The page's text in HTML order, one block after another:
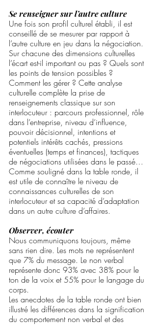
Se renseigner sur l’autre culture
Une fois son profil culturel établi, il est
conseillé de se mesurer par rapport à
l’autre culture en jeu dans la négociation.
Sur chacune des dimensions culturelles
l’écart est-il important ou pas ? Quels sont
les points de tension possibles ?
Comment les gérer ? Cette analyse
culturelle complète la prise de
renseignements classique sur son
interlocuteur : parcours professionnel, rôle
dans l’entreprise, niveau d’influence,
pouvoir décisionnel, intentions et
potentiels intérêts cachés, pressions
éventuelles (temps et finances), tactiques
de négociations utilisées dans le passé…
Comme souligné dans la table ronde, il
est utile de connaître le niveau de
connaissances culturelles de son
interlocuteur et sa capacité d’adaptation
dans un autre culture d’affaires.
Observer, écouter
Nous communiquons toujours, même
sans rien dire. Les mots ne représentent
que 7% du message. Le non verbal
représente donc 93% avec 38% pour le
ton de la voix et 55% pour le langage du
corps.
Les anecdotes de la table ronde ont bien
illustré les différences dans la signification
du comportement non verbal et des